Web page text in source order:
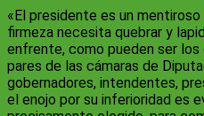
«El presidente es un
firmeza necesita quebrar y
enfrente, como pueden ser
pares de las cámaras de
gobernadores, intendentes,
el enojo por su inferioridad es